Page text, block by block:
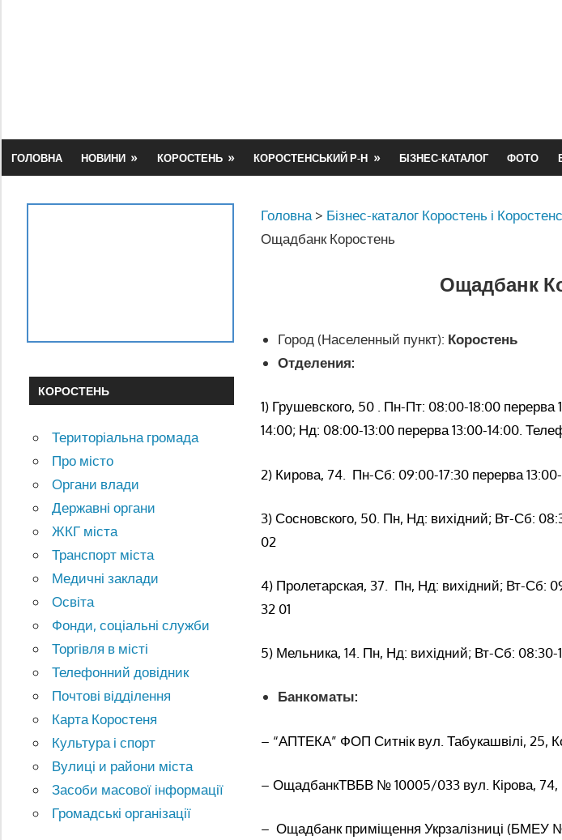
ГОЛОВНА НОВИНИ КОРОСТЕНЬ КОРОСТЕНСЬКИЙ Р-Н БІЗНЕС-КАТАЛОГ ФОТО
Головна > Бізнес-каталог Коростень і
Ощадбанк Коростень
Ощадбанк
Город (Населенный пункт): Коростень
Отделения:
1) Грушевского, 50 . Пн-Пт: 08:00-18:00
14:00; Нд: 08:00-13:00 перерва 13:00-14:00.
2) Кирова, 74. Пн-Сб: 09:00-17:30 перерва
3) Сосновского, 50. Пн, Нд: вихідний; Вт-Сб:
02
4) Пролетарская, 37. Пн, Нд: вихідний; Вт-Сб:
32 01
5) Мельника, 14. Пн, Нд: вихідний; Вт-Сб:
Банкоматы:
– “АПТЕКА” ФОП Ситнік вул. Табукашвілі, 25,
– ОщадбанкТВБВ № 10005/033 вул. Кірова, 74,
– Ощадбанк приміщення Укрзалізниці (БМЕУ
КОРОСТЕНЬ
Територіальна громада
Про місто
Органи влади
Державні органи
ЖКГ міста
Транспорт міста
Медичні заклади
Освіта
Фонди, соціальні служби
Торгівля в місті
Телефонний довідник
Почтові відділення
Карта Коростеня
Культура і спорт
Вулиці и райони міста
Засоби масової інформації
Громадські організації